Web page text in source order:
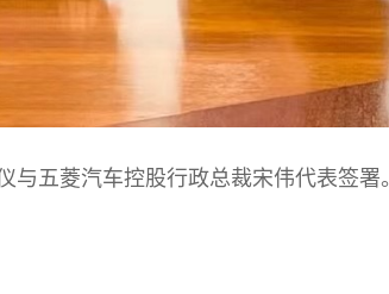
五菱汽车控股行政总裁宋伟代表签署。